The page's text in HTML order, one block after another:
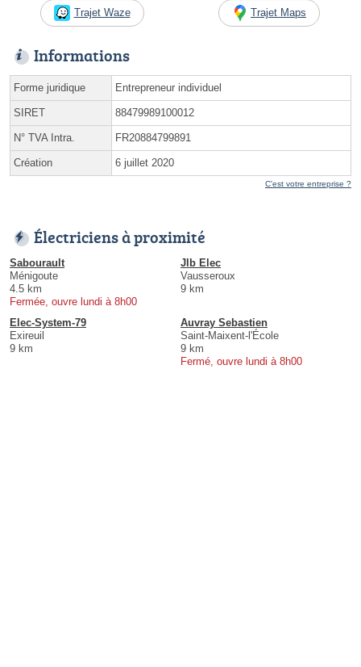
Trajet Waze Trajet Maps
Informations
Forme juridique Entrepreneur individuel
SIRET 88479989100012
N° TVA Intra. FR20884799891
Création 6 juillet 2020
C'est votre entreprise ?
Électriciens à proximité
Sabourault
Ménigoute
4.5 km
Fermée, ouvre lundi à 8h00
Jlb Elec
Vausseroux
9 km
Elec-System-79
Exireuil
9 km
Auvray Sebastien
Saint-Maixent-l'École
9 km
Fermé, ouvre lundi à 8h00